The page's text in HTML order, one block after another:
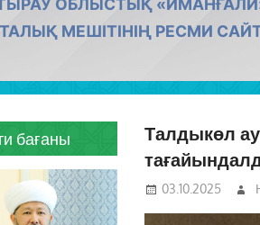
ОБЛЫСТЫҚ
МЕШІТІНІҢ РЕСМИ
Талдыкөл
03.10.2025
бағаны